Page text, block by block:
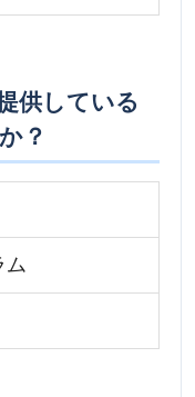
供している
？
ム